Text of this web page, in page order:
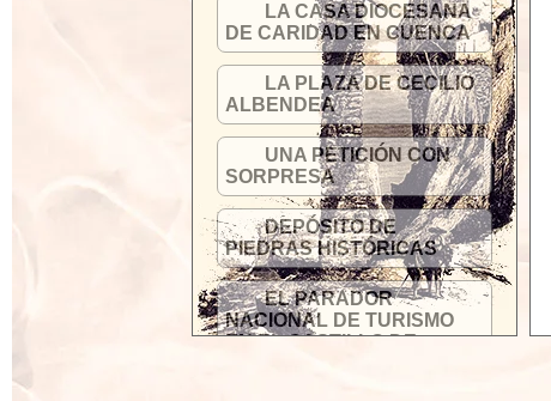
LA CASA DIOCESANA
DE CARIDAD EN CUENCA
LA PLAZA DE CECILIO
ALBENDEA
UNA PETICIÓN CON
SORPRESA
DEPÓSITO DE
PIEDRAS HISTÓRICAS
EL PARADOR
NACIONAL DE TURISMO
EN EL CASTILLO DE